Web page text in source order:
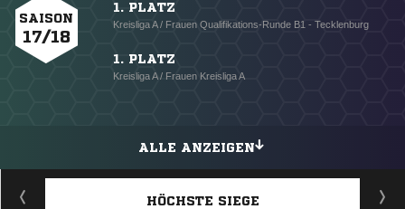
SAISON
17/18
1. PLATZ
Kreisliga A / Frauen Qualifikations-Runde B1 - Tecklenburg
1. PLATZ
Kreisliga A / Frauen Kreisliga A
ALLE ANZEIGEN
HÖCHSTE SIEGE